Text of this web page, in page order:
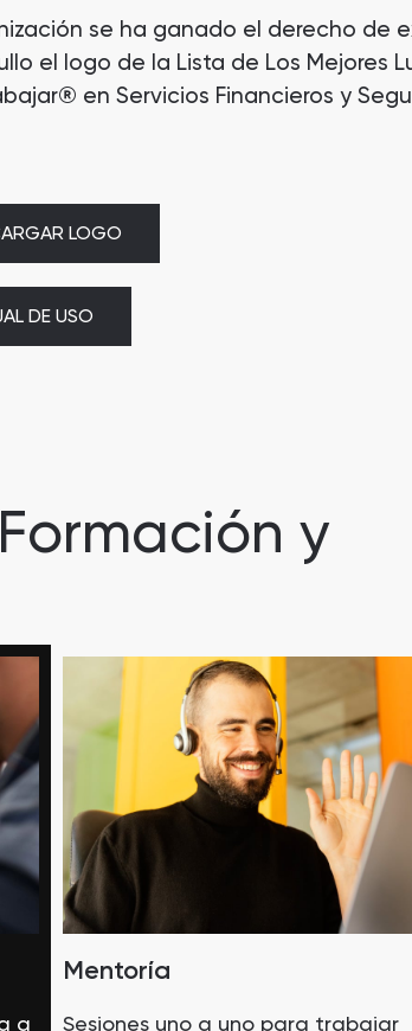
se ha ganado el derecho de
el logo de la Lista de Los Mejores
en Servicios Financieros y
LOGO
DE USO
y
a
Mentoría
Sesiones uno a uno para trabajar